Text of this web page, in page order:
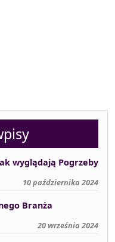
wyglądają Pogrzeby
10 października 2024
Branża
20 września 2024